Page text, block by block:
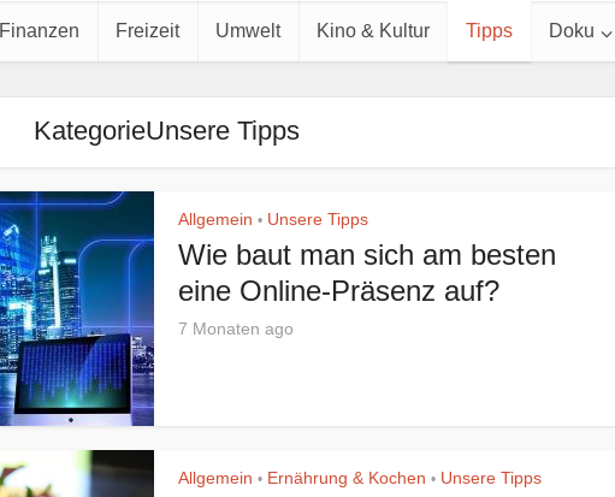
Finanzen Freizeit Umwelt Kino & Kultur Tipps Doku
KategorieUnsere Tipps
Allgemein • Unsere Tipps
Wie baut man sich am besten
eine Online-Präsenz auf?
7 Monaten ago
Allgemein • Ernährung & Kochen • Unsere Tipps